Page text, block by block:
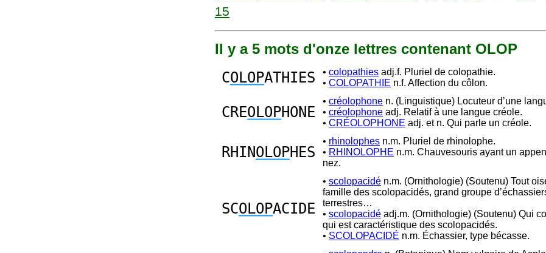
15
Il y a 5 mots d'onze lettres contenant OLOP
COLOPATHIES • colopathies adj.f. Pluriel de colopathie.
• COLOPATHIE n.f. Affection du côlon.
CREOLOPHONE
• créolophone n. (Linguistique) Locuteur d’une
• créolophone adj. Relatif à une langue créole.
• CRÉOLOPHONE adj. et n. Qui parle un créole.
RHINOLOPHES
• rhinolophes n.m. Pluriel de rhinolophe.
• RHINOLOPHE n.m. Chauvesouris ayant un
nez.
SCOLOPACIDE
• scolopacidé n.m. (Ornithologie) (Soutenu) Tout
famille des scolopacidés, grand groupe
terrestres…
• scolopacidé adj.m. (Ornithologie) (Soutenu) Qui
qui est caractéristique des scolopacidés.
• SCOLOPACIDÉ n.m. Échassier, type bécasse.